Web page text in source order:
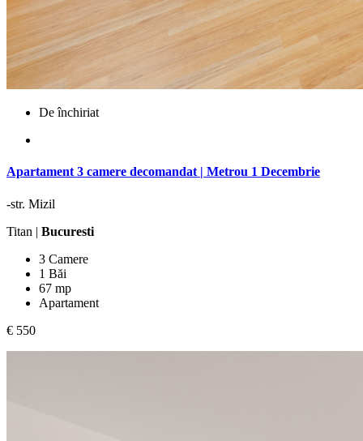
De închiriat
Apartament 3 camere decomandat | Metrou 1 Decembrie
-str. Mizil
Titan | Bucuresti
3 Camere
1 Băi
67 mp
Apartament
€ 550